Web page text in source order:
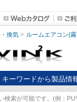
換気 ルームエアコン(
キーワードから製品情